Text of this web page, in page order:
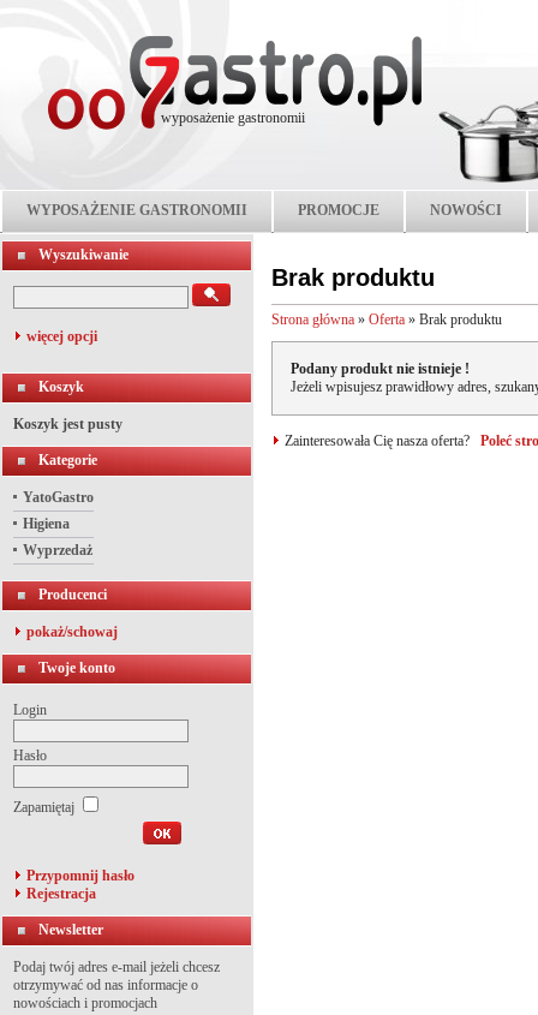
wyposażenie gastronomii
WYPOSAŻENIE GASTRONOMII PROMOCJE NOWOŚCI
Wyszukiwanie
więcej opcji
Koszyk
Koszyk jest pusty
Kategorie
YatoGastro
Higiena
Wyprzedaż
Producenci
pokaż/schowaj
Twoje konto
Login
Hasło
Zapamiętaj
Przypomnij hasło
Rejestracja
Newsletter
Podaj twój adres e-mail jeżeli chcesz
otrzymywać od nas informacje o
nowościach i promocjach
Brak produktu
Strona główna » Oferta » Brak produktu
Podany produkt nie istnieje !
Jeżeli wpisujesz prawidłowy adres,
Zainteresowała Cię nasza oferta? Poleć